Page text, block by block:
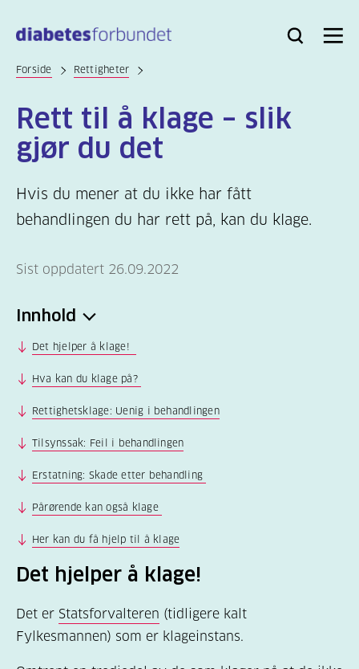
hovedinnhold
Bli
Logg
Søk Meny
Forside Rettigheter
Rett til å klage – slik
gjør du det
Hvis du mener at du ikke har fått
behandlingen du har rett på, kan du klage.
Sist oppdatert 26.09.2022
Innhold
Det hjelper å klage!
Hva kan du klage på?
Rettighetsklage: Uenig i behandlingen
Tilsynssak: Feil i behandlingen
Erstatning: Skade etter behandling
Pårørende kan også klage
Her kan du få hjelp til å klage
Det hjelper å klage!
Det er Statsforvalteren (tidligere kalt
Fylkesmannen) som er klageinstans.